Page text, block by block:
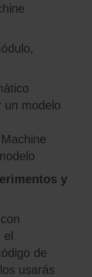
un modelo
y
de
usarás